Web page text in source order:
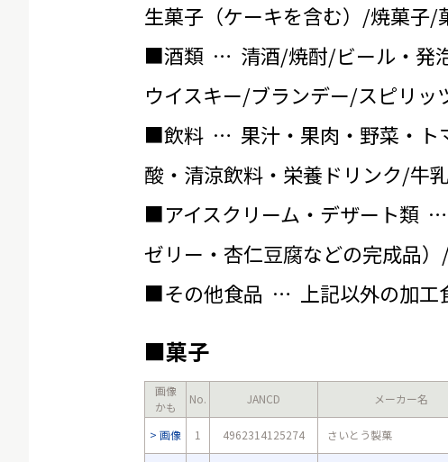
生菓子（ケーキを含む）/焼菓子/
■酒類 … 清酒/焼酎/ビール・発
ウイスキー/ブランデー/スピリ
■飲料 … 果汁・果肉・野菜・ト
酸・清涼飲料・栄養ドリンク/牛
■アイスクリーム・デザート類
ゼリー・杏仁豆腐などの完成品
■その他食品 … 上記以外の加工
■菓子
画像
かも
No. JANCD メーカー名
画像 1 4962314125274 さいとう製菓